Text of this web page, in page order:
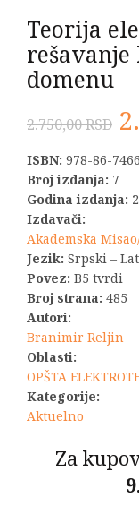
Teorija
domenu
2.750,00RSD
je
ISBN: 978-86-
Broj izdanja: 7
Godina izdanja:
Izdavači:
Akademska
Jezik: Srpski –
Povez: B5 tvrdi
Broj strana: 485
Autori:
Branimir Reljin
Oblasti:
OPŠTA
Kategorije:
Aktuelno
Za